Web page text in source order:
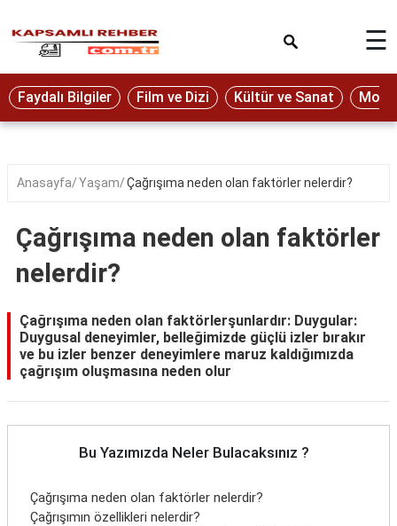
Eğitim
Ekonomi
Seyahat
Oyun
Yaşam
Hukuk
Blog
☰
Faydalı Bilgiler Film ve Dizi Kültür ve Sanat
Anasayfa Yaşam Çağrışıma neden olan faktörler nelerdir?
Çağrışıma neden olan faktörler
nelerdir?
Çağrışıma neden olan faktörlerşunlardır: Duygular:
Duygusal deneyimler, belleğimizde güçlü izler bırakır
ve bu izler benzer deneyimlere maruz kaldığımızda
çağrışım oluşmasına neden olur
Bu Yazımızda Neler Bulacaksınız ?
Çağrışıma neden olan faktörler nelerdir?
Çağrışımın özellikleri nelerdir?